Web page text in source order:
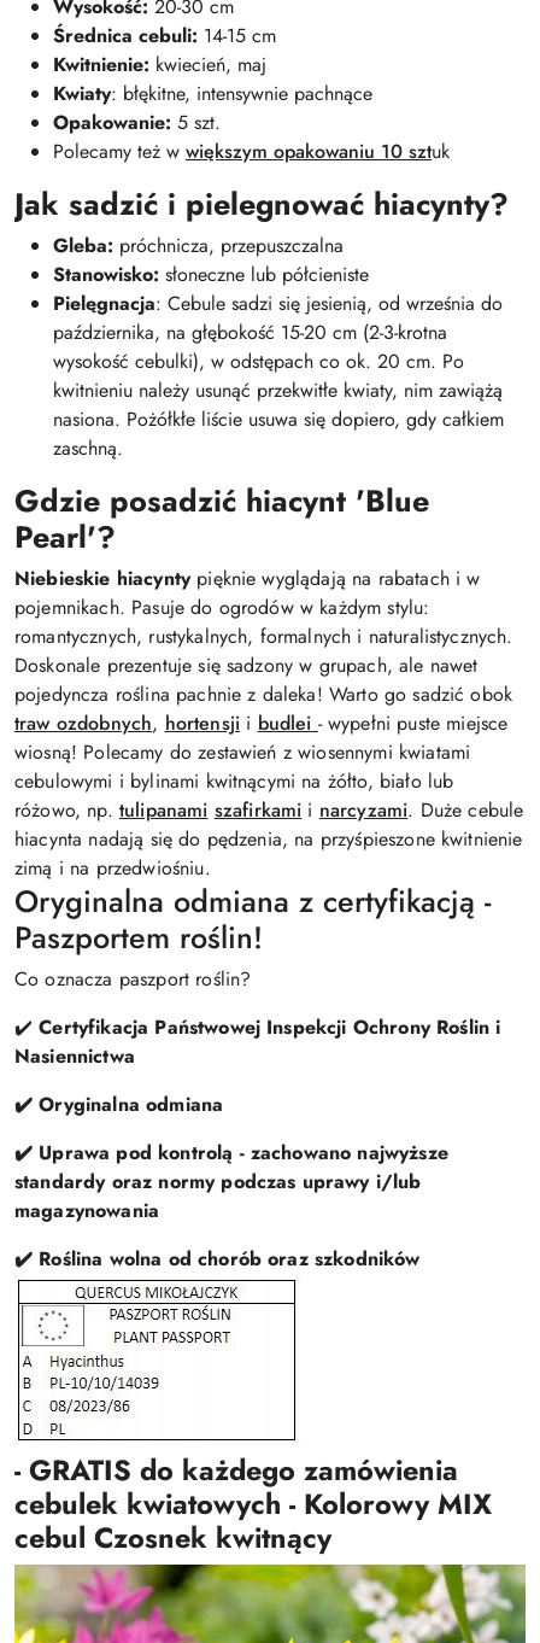
Wysokość: 20-30 cm
Średnica cebuli: 14-15 cm
Kwitnienie: kwiecień, maj
Kwiaty: błękitne, intensywnie pachnące
Opakowanie: 5 szt.
Polecamy też w większym opakowaniu 10 sztuk
Jak sadzić i pielegnować hiacynty?
Gleba: próchnicza, przepuszczalna
Stanowisko: słoneczne lub półcieniste
Pielęgnacja: Cebule sadzi się jesienią, od września do
października, na głębokość 15-20 cm (2-3-krotna
wysokość cebulki), w odstępach co ok. 20 cm. Po
kwitnieniu należy usunąć przekwitłe kwiaty, nim zawiążą
nasiona. Pożółkłe liście usuwa się dopiero, gdy całkiem
zaschną.
Gdzie posadzić hiacynt 'Blue
Pearl'?
Niebieskie hiacyntypięknie wyglądają na rabatach i w
pojemnikach. Pasuje do ogrodów w każdym stylu:
romantycznych, rustykalnych, formalnych i naturalistycznych.
Doskonale prezentuje się sadzony w grupach, ale nawet
pojedyncza roślina pachnie z daleka! Warto go sadzić obok
traw ozdobnych, hortensji i budlei - wypełni puste miejsce
wiosną! Polecamy do zestawień z wiosennymi kwiatami
cebulowymi i bylinami kwitnącymi na żółto, biało lub
różowo, np. tulipanami szafirkami i narcyzami. Duże cebule
hiacynta nadają się do pędzenia, na przyśpieszone kwitnienie
zimą i na przedwiośniu.
Oryginalna odmiana z certyfikacją -
Paszportem roślin!
Co oznacza paszport roślin?
✔️Certyfikacja Państwowej Inspekcji Ochrony Roślin i
Nasiennictwa
✔️ Oryginalna odmiana
✔️ Uprawa pod kontrolą - zachowano najwyższe
standardy oraz normy podczas uprawy i/lub
magazynowania
✔️ Roślina wolna od chorób oraz szkodników
- GRATIS do każdego zamówienia
cebulek kwiatowych - Kolorowy MIX
cebul Czosnek kwitnący